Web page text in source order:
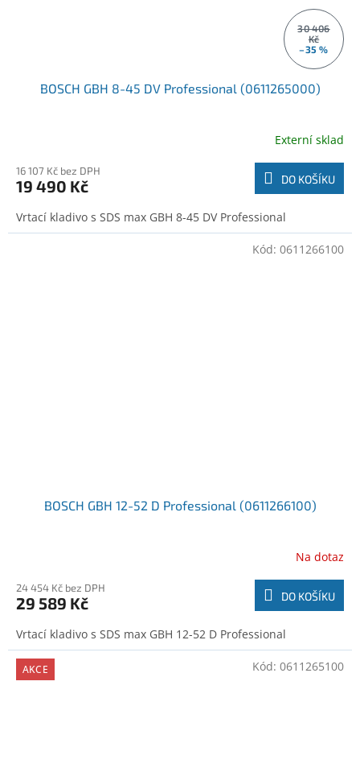
30 406
Kč
–35 %
BOSCH GBH 8-45 DV Professional (0611265000)
Externí sklad
16 107 Kč bez DPH
19 490 Kč DO KOŠÍKU
Vrtací kladivo s SDS max GBH 8-45 DV Professional
BOSCH GBH 12-52 D Professional (0611266100)
Na dotaz
24 454 Kč bez DPH
29 589 Kč DO KOŠÍKU
Vrtací kladivo s SDS max GBH 12-52 D Professional
Kód: 0611266100
AKCE Kód: 0611265100